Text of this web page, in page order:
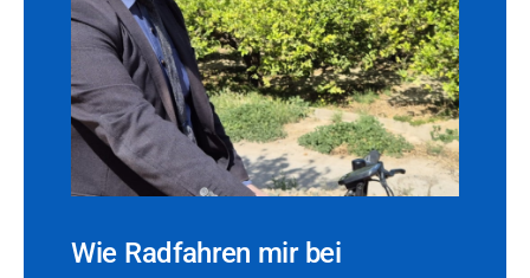
Wie Radfahren mir bei